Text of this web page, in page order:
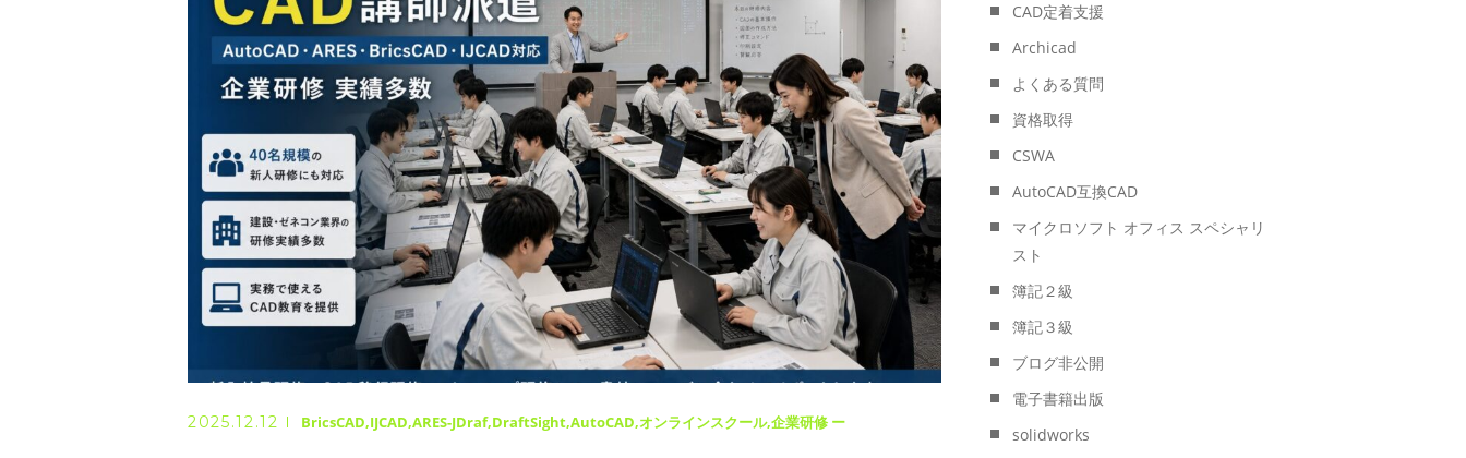
◇ 書籍出版
◇ Youtubeチャンネル・ライブ配信
◇ よくある質問
◇ お客様の声
◇ ブログ
2025.12.12 BricsCAD IJCAD ARES-JDraf DraftSight AutoCAD オンラインスクール 企業研修 ー
CAD定着支援
Archicad
よくある質問
資格取得
CSWA
AutoCAD互換CAD
マイクロソフト オフィス スペシャリ
スト
簿記２級
簿記３級
ブログ非公開
電子書籍出版
solidworks